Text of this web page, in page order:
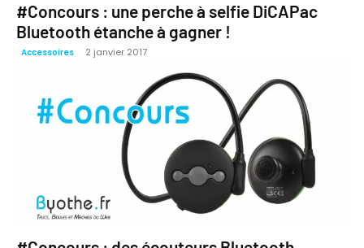
#Concours : une perche à selfie DiCAPac
Bluetooth étanche à gagner !
Accessoires 2 janvier 2017